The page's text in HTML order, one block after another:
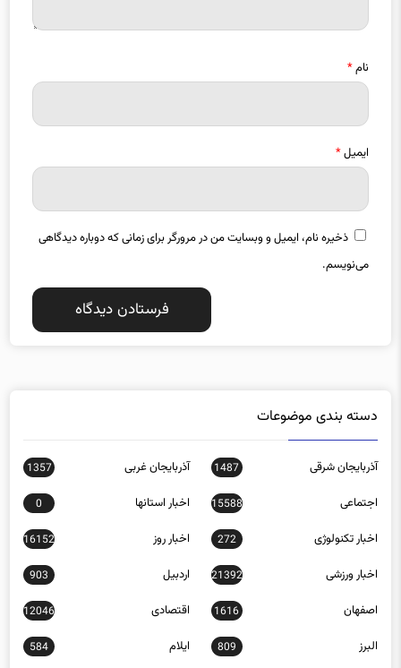
نام*
ایمیل*
ذخیره نام، ایمیل و وبسایت من در مرورگر برای زمانی که دوباره دیدگاهی
می‌نویسم.
دسته بندی موضوعات
آذربایجان شرقی 1487 آذربایجان غربی 1357
اجتماعی 15588 اخبار استانها 0
اخبار تکنولوژی 272 اخبار روز 16152
اخبار ورزشی 21392 اردبیل 903
اصفهان 1616 اقتصادی 12046
البرز 809 ایلام 584